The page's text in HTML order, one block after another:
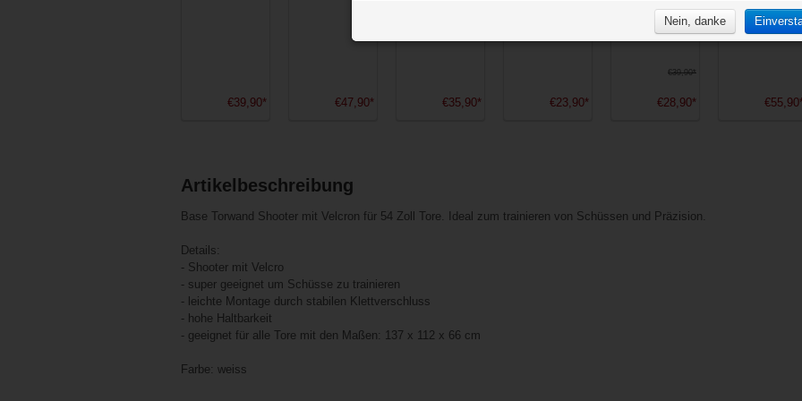
€39,90* €47,90* €35,90* €23,90*
€39,90*
€28,90* €55,90*
Artikelbeschreibung
Base Torwand Shooter mit Velcron für 54 Zoll Tore. Ideal zum trainieren von Schüssen und Präzision.
Details:
- Shooter mit Velcro
- super geeignet um Schüsse zu trainieren
- leichte Montage durch stabilen Klettverschluss
- hohe Haltbarkeit
- geeignet für alle Tore mit den Maßen: 137 x 112 x 66 cm
Farbe: weiss
Nein, danke